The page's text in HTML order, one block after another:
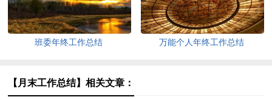
班委年终工作总结 万能个人年终工作总结
【月末工作总结】相关文章：